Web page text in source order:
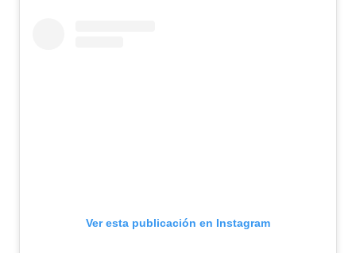
Ver esta publicación en Instagram